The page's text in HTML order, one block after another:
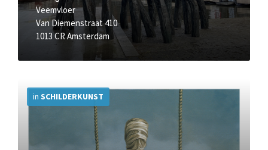
Veemvloer
Van Diemenstraat 410
1013 CR Amsterdam
in SCHILDERKUNST
Info